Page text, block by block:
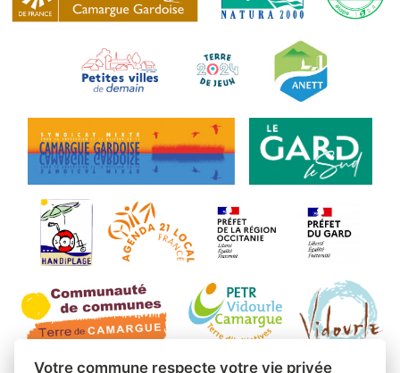
Votre commune respecte votre vie privée